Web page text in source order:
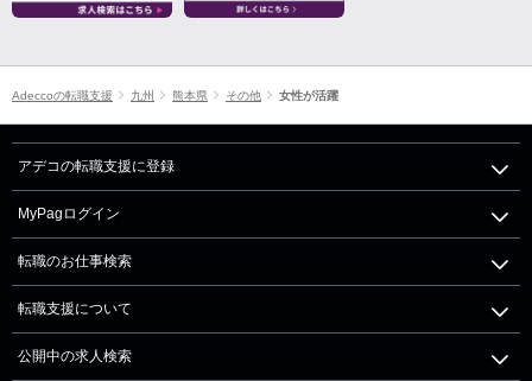
Adeccoの転職支援 九州 熊本県 その他 女性が活躍
アデコの転職支援に登録
MyPagログイン
転職のお仕事検索
転職支援について
公開中の求人検索